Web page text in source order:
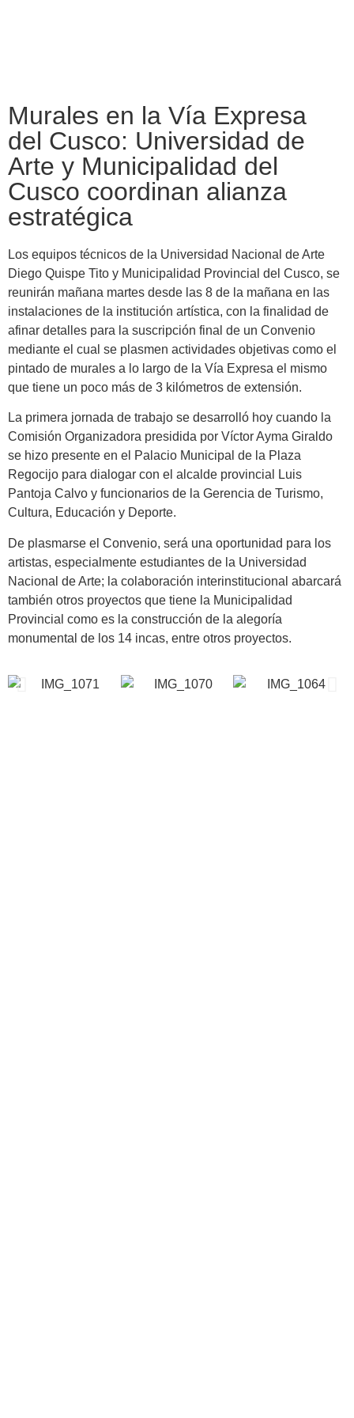
Murales en la Vía Expresa
del Cusco: Universidad de
Arte y Municipalidad del
Cusco coordinan alianza
estratégica
Los equipos técnicos de la Universidad Nacional de Arte
Diego Quispe Tito y Municipalidad Provincial del Cusco, se
reunirán mañana martes desde las 8 de la mañana en las
instalaciones de la institución artística, con la finalidad de
afinar detalles para la suscripción final de un Convenio
mediante el cual se plasmen actividades objetivas como el
pintado de murales a lo largo de la Vía Expresa el mismo
que tiene un poco más de 3 kilómetros de extensión.
La primera jornada de trabajo se desarrolló hoy cuando la
Comisión Organizadora presidida por Víctor Ayma Giraldo
se hizo presente en el Palacio Municipal de la Plaza
Regocijo para dialogar con el alcalde provincial Luis
Pantoja Calvo y funcionarios de la Gerencia de Turismo,
Cultura, Educación y Deporte.
De plasmarse el Convenio, será una oportunidad para los
artistas, especialmente estudiantes de la Universidad
Nacional de Arte; la colaboración interinstitucional abarcará
también otros proyectos que tiene la Municipalidad
Provincial como es la construcción de la alegoría
monumental de los 14 incas, entre otros proyectos.